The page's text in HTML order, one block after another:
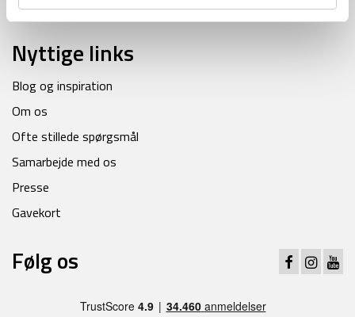
Persondatapolitik
Nyttige links
Blog og inspiration
Om os
Ofte stillede spørgsmål
Samarbejde med os
Presse
Gavekort
Følg os